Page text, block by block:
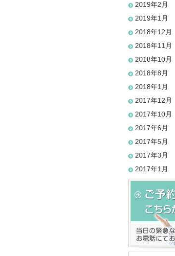
2019年2月
2019年1月
2018年12月
2018年11月
2018年10月
2018年8月
2018年1月
2017年12月
2017年10月
2017年6月
2017年5月
2017年3月
2017年1月